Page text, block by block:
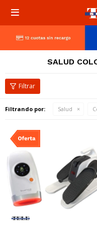

SALUD
Filtrando por: Salud